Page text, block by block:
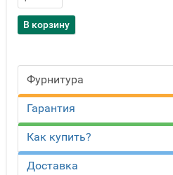
Фурнитура
Гарантия
Как купить?
Доставка